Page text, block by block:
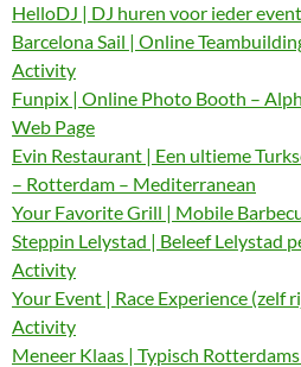
HelloDJ | DJ huren voor ieder
Barcelona Sail | Online
Activity
Funpix | Online Photo Booth –
Web Page
Evin Restaurant | Een ultieme
– Rotterdam – Mediterranean
Your Favorite Grill | Mobile
Steppin Lelystad | Beleef Lelystad
Activity
Your Event | Race Experience (zelf
Activity
Meneer Klaas | Typisch